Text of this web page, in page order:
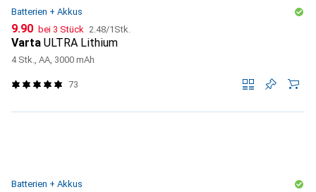
Batterien + Akkus
CHF
9.90 bei 3 Stück CHF
2.48/1Stk.
Varta ULTRA Lithium
4 Stk., AA, 3000 mAh
73
Batterien + Akkus